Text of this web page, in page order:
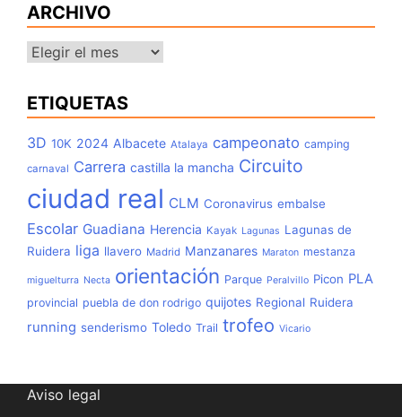
ARCHIVO
Archivo
ETIQUETAS
3D 10K 2024 Albacete Atalaya campeonato camping
carnaval Carrera castilla la mancha Circuito
ciudad real CLM Coronavirus embalse
Escolar Guadiana Herencia Kayak Lagunas Lagunas de
Ruidera liga llavero Madrid Manzanares Maraton mestanza
miguelturra Necta orientación Parque Peralvillo Picon PLA
provincial puebla de don rodrigo quijotes Regional Ruidera
running senderismo Toledo Trail trofeo Vicario
Aviso legal